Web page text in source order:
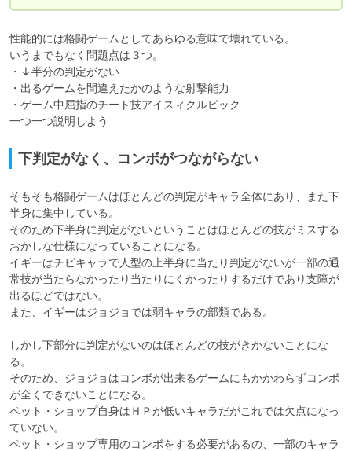
性能的には格闘ゲームとしてあらゆる意味で壊れている。
いうまでもなく問題点は３つ。
・↓半分の判定がない
・出るゲームを間違えたかのような射撃能力
・ゲーム中屈指のチート技アイスィクルピック
一つ一つ説明しよう
下判定がなく、コンボがつながらない
そもそも格闘ゲームはほとんどの判定がキャラ全体にあり、また下
半身に集中している。
そのため下半身に判定がないということはほとんどの技がミスする
おかしな仕様になっていることになる。
イギーはチビキャラで人型の上半身に当たり判定がないが一部の通
常技が当たらなかったり当たりにくかったりするだけであり支障が
出るほどではない。
また、イギーはジョジョでは弱キャラの部類である。
しかし下部分に判定がないのはほとんどの技がきかないことにな
る。
そのため、ジョジョはコンボが出来るゲームにもかかわらずコンボ
が全くできないことになる。
ペット・ショップ自身はＨＰが低いキャラだがこれでは欠点になっ
ていない。
ペット・ショップ専用のコンボをする必要があるの、一部のキャラ